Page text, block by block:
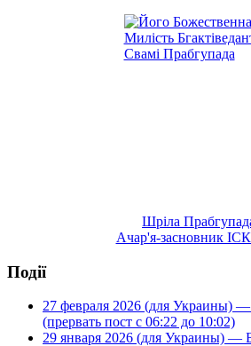
Шріла
Ачар'я-засновник
Події
27 февраля 2026 (для Украины)
(прервать пост с 06:22 до 10:02)
29 января 2026 (для Украины) —